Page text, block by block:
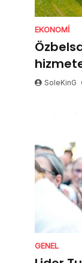
EKONOMI
SoleKinG
GENEL